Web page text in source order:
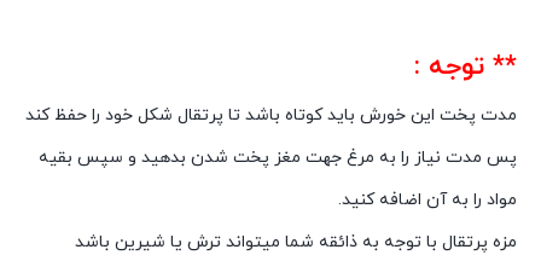
** توجه :
مدت پخت این خورش باید کوتاه باشد تا پرتقال شکل خود را حفظ کند
پس مدت نیاز را به مرغ جهت مغز پخت شدن بدهید و سپس بقیه
مواد را به آن اضافه کنید.
مزه پرتقال با توجه به ذائقه شما میتواند ترش یا شیرین باشد